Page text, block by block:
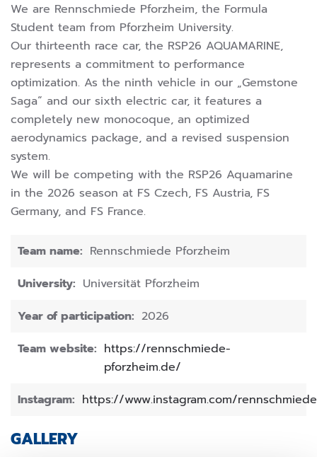
We are Rennschmiede Pforzheim, the Formula
Student team from Pforzheim University.
Our thirteenth race car, the RSP26 AQUAMARINE,
represents a commitment to performance
optimization. As the ninth vehicle in our „Gemstone
Saga“ and our sixth electric car, it features a
completely new monocoque, an optimized
aerodynamics package, and a revised suspension
system.
We will be competing with the RSP26 Aquamarine
in the 2026 season at FS Czech, FS Austria, FS
Germany, and FS France.
Team name: Rennschmiede Pforzheim
University: Universität Pforzheim
Year of participation: 2026
Team website: https://rennschmiede-
pforzheim.de/
Instagram: https://www.instagram.com/
GALLERY